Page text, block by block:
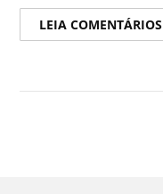
LEIA COMENTÁRIOS